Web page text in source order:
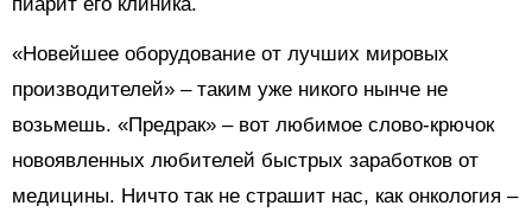
«Новейшее оборудование от лучших мировых
производителей» – таким уже никого нынче не
возьмешь. «Предрак» – вот любимое слово-крючок
новоявленных любителей быстрых заработков от
медицины. Ничто так не страшит нас, как онкология –